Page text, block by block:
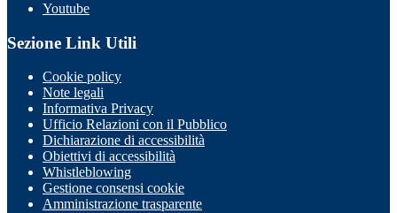
Youtube
Sezione Link Utili
Cookie policy
Note legali
Informativa Privacy
Ufficio Relazioni con il Pubblico
Dichiarazione di accessibilità
Obiettivi di accessibilità
Whistleblowing
Gestione consensi cookie
Amministrazione trasparente